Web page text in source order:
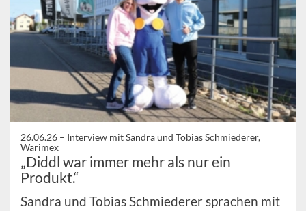
26.06.26 – Interview mit Sandra und Tobias Schmiederer,
Warimex
„Diddl war immer mehr als nur ein
Produkt.“
Sandra und Tobias Schmiederer sprachen mit